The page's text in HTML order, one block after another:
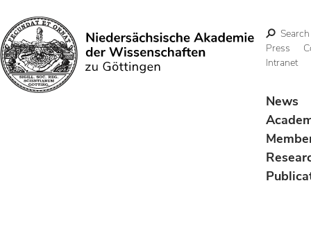
Search
Search
Press
Intranet
News